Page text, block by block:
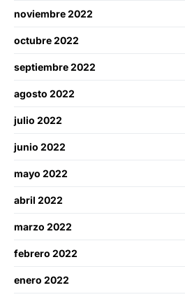
noviembre 2022
octubre 2022
septiembre 2022
agosto 2022
julio 2022
junio 2022
mayo 2022
abril 2022
marzo 2022
febrero 2022
enero 2022